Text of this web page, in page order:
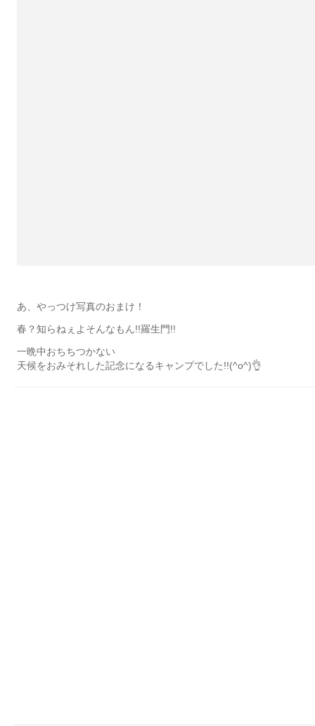
あ、やっつけ写真のおまけ！
春？知らねぇよそんなもん!!羅生門!!
一晩中おちちつかない
天候をおみそれした記念になるキャンプでした!!(^o^)👌